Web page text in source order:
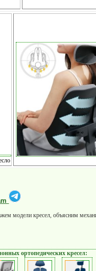
модели кресел, объясним
ортопедических кресел: